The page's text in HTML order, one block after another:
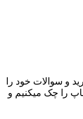
و سوالات خود را
را چک میکنیم و